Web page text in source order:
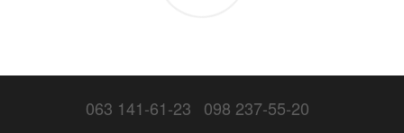
063 141-61-23 098 237-55-20